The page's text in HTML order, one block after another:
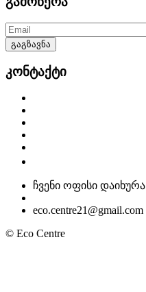
კონტაქტი
ჩვენი ოფისი დაიხურა
eco.centre21@gmail.com
© Eco Centre